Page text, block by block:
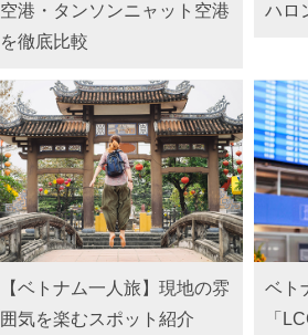
空港・タンソンニャット空港
を徹底比較
ハロ
【ベトナム一人旅】現地の雰
囲気を楽むスポット紹介
ベト
「